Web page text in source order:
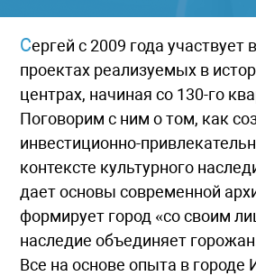
Сергей с 2009 года участвует в различных
проектах реализуемых в
центрах, начиная со 130-го
Поговорим с ним о том, как
инвестиционно-
контексте культурного
дает основы современной
формирует город «со своим
наследие объединяет
Все на основе опыта в городе